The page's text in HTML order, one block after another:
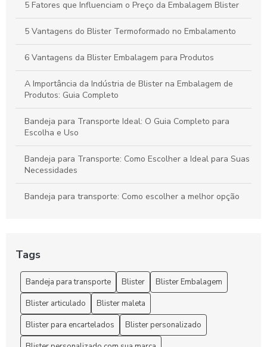
Bandejas para Transporte: Como Escolher a Opção Ideal para
Suas Necessidades
5 Fatores que Influenciam o Preço da Embalagem Blister
5 Vantagens do Blister Termoformado no Embalamento
6 Vantagens da Blister Embalagem para Produtos
A Importância da Indústria de Blister na Embalagem de
Produtos: Guia Completo
Bandeja para Transporte Ideal: O Guia Completo para
Escolha e Uso
Bandeja para Transporte: Como Escolher a Ideal para Suas
Necessidades
Bandeja para transporte: Como escolher a melhor opção
Bandejas para Transporte: Como Escolher a Opção Ideal
para Suas Necessidades
Bandejas para Transporte: Guia Completo para Escolher
com Segurança e Eficiência
Benefícios da Embalagem Blister e Dicas para Selecionar a
Tags
Bandeja para transporte Blister
Blister Embalagem
Blister articulado
Blister maleta
Blister para encartelados
Blister personalizado